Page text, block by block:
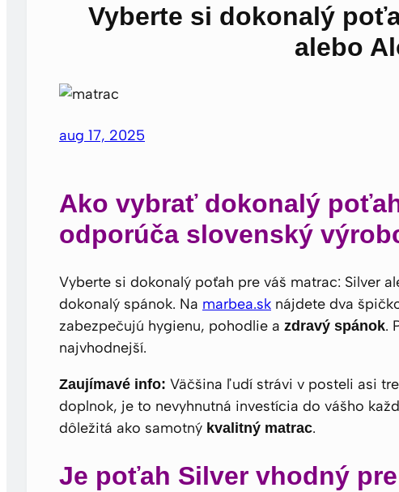
Vyberte si dokonalý
alebo
aug 17, 2025
Ako vybrať dokonalý
odporúča slovenský
Vyberte si dokonalý poťah pre váš matrac: Silver
dokonalý spánok. Na marbea.sk nájdete dva
zabezpečujú hygienu, pohodlie a zdravý spánok.
najvhodnejší.
Zaujímavé info: Väčšina ľudí strávi v posteli asi
doplnok, je to nevyhnutná investícia do vášho
dôležitá ako samotný kvalitný matrac.
Je poťah Silver vhodný